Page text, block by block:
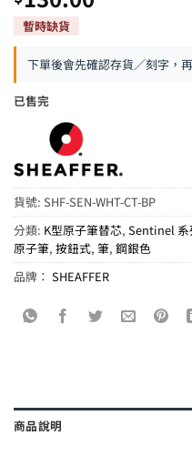
下單後會先確認存貨／刻字，
已售完
貨號: SHF-SEN-WHT-CT-BP
分類: K型原子筆替芯, Sentinel 系
原子筆, 按鈕式, 筆, 鋼銀色
品牌： SHEAFFER
商品說明